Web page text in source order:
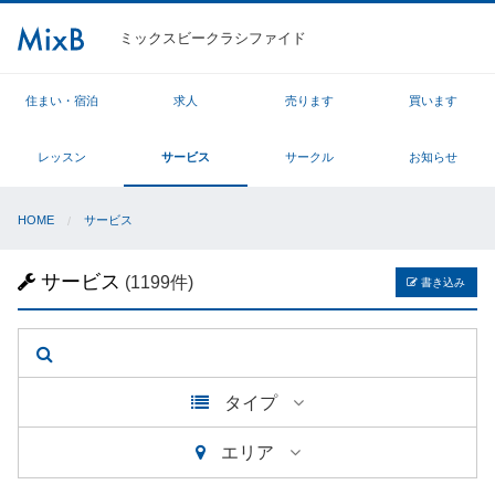
ミックスビークラシファイド
住まい・宿泊 求人 売ります 買います
レッスン サービス サークル お知らせ
HOME サービス
サービス (1199件) 書き込み
タイプ
エリア